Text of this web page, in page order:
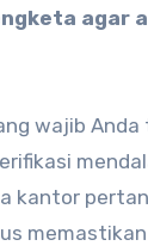
agar
wajib Anda
kantor